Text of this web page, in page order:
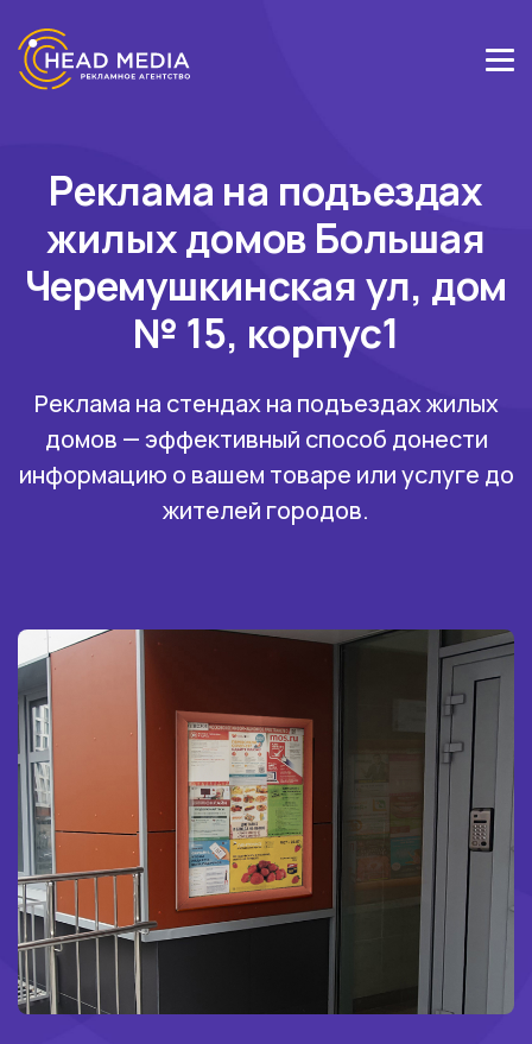
Реклама на подъездах
жилых домов Большая
Черемушкинская ул, дом
№ 15, корпус1
Реклама на стендах на подъездах жилых
домов — эффективный способ донести
информацию о вашем товаре или услуге до
жителей городов.